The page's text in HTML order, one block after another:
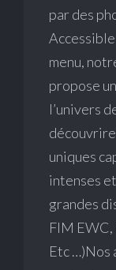
par des
menu,
propose
l’univers
uniques
intenses
grandes
FIM
Etc …)Nos